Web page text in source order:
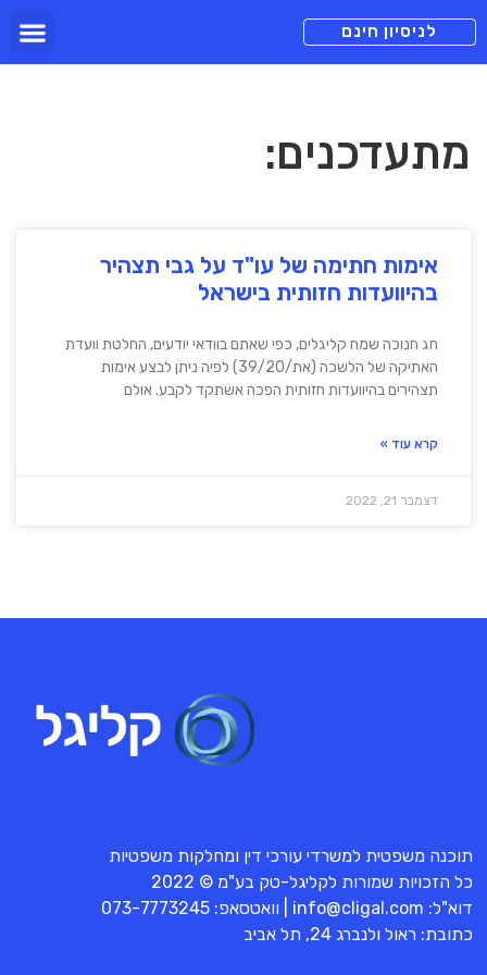
לניסיון חינם
מתעדכנים:
אימות חתימה של עו"ד על גבי תצהיר
בהיוועדות חזותית בישראל
חג חנוכה שמח קליגלים, כפי שאתם בוודאי יודעים, החלטת וועדת
האתיקה של הלשכה (את/39/20) לפיה ניתן לבצע אימות
תצהירים בהיוועדות חזותית הפכה אשתקד לקבע. אולם
קרא עוד »
דצמבר 21, 2022
תוכנה משפטית למשרדי עורכי דין ומחלקות משפטיות
כל הזכויות שמורות לקליגל-טק בע"מ © 2022
דוא"ל: info@cligal.com | וואטסאפ: 073-7773245
כתובת: ראול ולנברג 24, תל אביב